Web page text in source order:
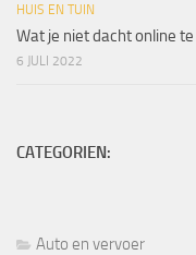
HUIS EN TUIN
Wat je niet dacht online
6 JULI 2022
CATEGORIEN:
Auto en vervoer